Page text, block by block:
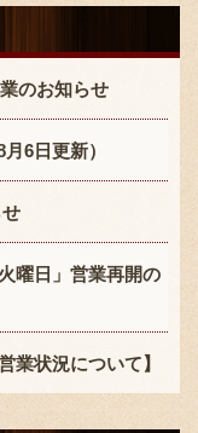
辛川448
のお知らせ
6日更新）
曜日」営業再開の
業状況について】